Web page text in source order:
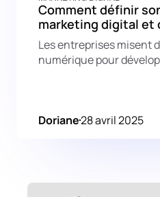
Comment définir
marketing digital et
Les entreprises misent
numérique pour
Doriane28 avril 2025